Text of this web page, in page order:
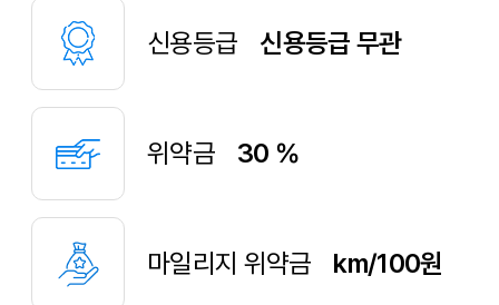
신용등급 신용등급 무관
위약금 30 %
마일리지 위약금 km/100원